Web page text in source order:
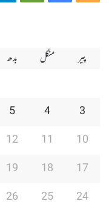
پیر
منگل بدھ
3
4
5
10
11
12
17
18
19
24
25
26